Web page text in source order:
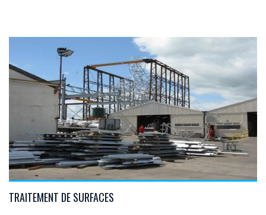
VIEW DETAILS
TRAITEMENT DE SURFACES